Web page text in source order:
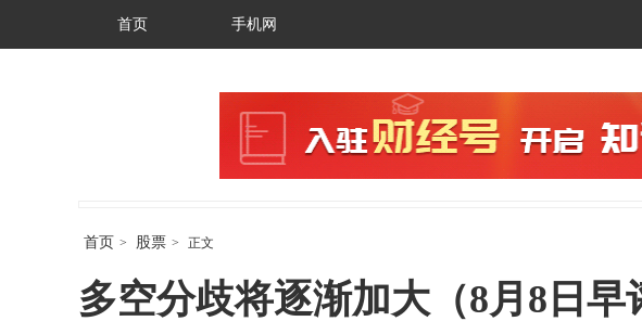
首页 手机网
首页 > 股票 > 正文
多空分歧将逐渐加大（8月8日早